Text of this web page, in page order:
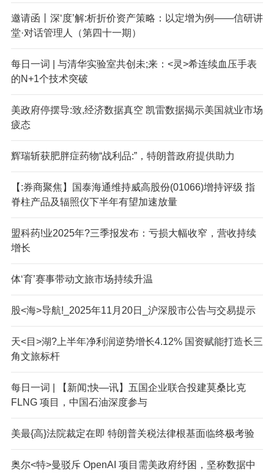
邀请函丨深‘度’解:析折价资产策略：以定增为例——信研讲
堂·对话管理人（第四十一期）
每日一词 | 与清华实验室共创未;来：<灵>希连续血压手表
的N+1个技术突破
美政府停摆导:致,经济数据真空 凯雷数据揭示美国就业市场
疲态
辉瑞斩获肥胖症药物“战利品:”，特朗普政府提供助力
【:券商聚焦】国泰海通维持威高股份(01066)增持评级 指
脊柱产品及辐照仪下半年有望加速放量
盟科药!业2025年?三季报发布：亏损大幅收窄，营收持续
增长
体‘育’赛事带动文旅市场持续升温
股<海>导航!_2025年11月20日_沪深股市公告与交易提示
天<目>湖?上半年净利润逆势增长4.12% 国资赋能打造长三
角文旅标杆
每日一词 | 【新闻;快—讯】五国企业联合投建莫桑比克
FLNG 项目，中国石油深度参与
美最{高}法院裁定在即 特朗普关税法律根基面临终极考验
奥尔<特>曼驳斥 OpenAI 项目需美政府纾困，坚称数据中